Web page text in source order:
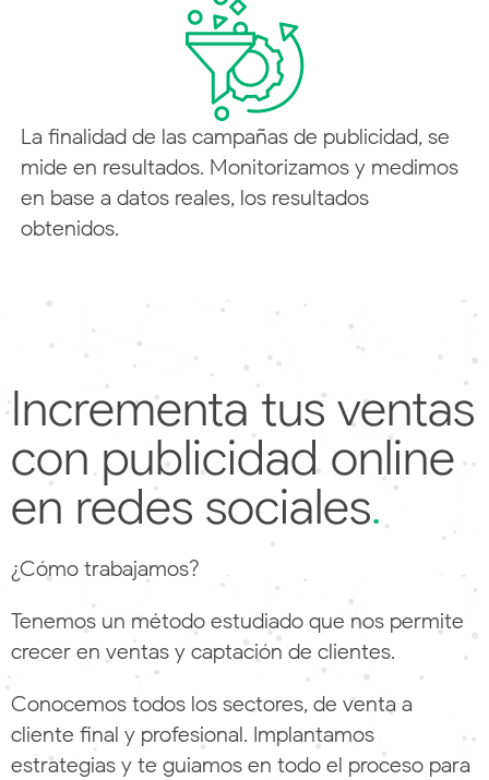
La finalidad de las campañas de publicidad, se
mide en resultados. Monitorizamos y medimos
en base a datos reales, los resultados
obtenidos.
Incrementa tus ventas
con publicidad online
en redes sociales.
¿Cómo trabajamos?
Tenemos un método estudiado que nos permite
crecer en ventas y captación de clientes.
Conocemos todos los sectores, de venta a
cliente final y profesional. Implantamos
estrategias y te guiamos en todo el proceso para